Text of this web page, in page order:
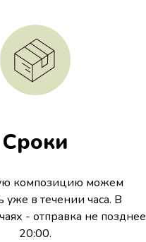
Сроки
композицию можем
уже в течении часа. В
- отправка не позднее
20:00.